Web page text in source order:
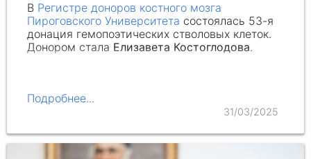
В Регистре доноров костного мозга
Пироговского Университета состоялась 53-я
донация гемопоэтических стволовых клеток.
Донором стала Елизавета Костоглодова.
Подробнее...
31/03/2025